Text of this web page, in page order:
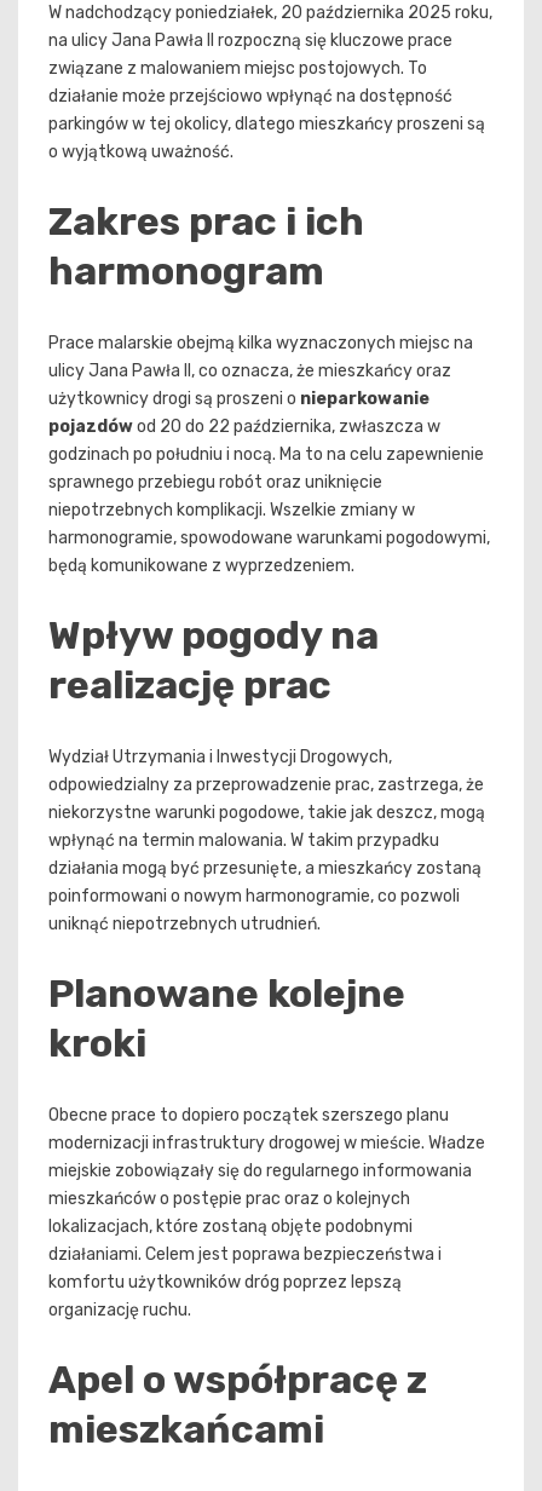
W nadchodzący poniedziałek, 20 października 2025 roku,
na ulicy Jana Pawła II rozpoczną się kluczowe prace
związane z malowaniem miejsc postojowych. To
działanie może przejściowo wpłynąć na dostępność
parkingów w tej okolicy, dlatego mieszkańcy proszeni są
o wyjątkową uważność.
Zakres prac i ich
harmonogram
Prace malarskie obejmą kilka wyznaczonych miejsc na
ulicy Jana Pawła II, co oznacza, że mieszkańcy oraz
użytkownicy drogi są proszeni o nieparkowanie
pojazdówod 20 do 22 października, zwłaszcza w
godzinach po południu i nocą. Ma to na celu zapewnienie
sprawnego przebiegu robót oraz uniknięcie
niepotrzebnych komplikacji. Wszelkie zmiany w
harmonogramie, spowodowane warunkami pogodowymi,
będą komunikowane z wyprzedzeniem.
Wpływ pogody na
realizację prac
Wydział Utrzymania i Inwestycji Drogowych,
odpowiedzialny za przeprowadzenie prac, zastrzega, że
niekorzystne warunki pogodowe, takie jak deszcz, mogą
wpłynąć na termin malowania. W takim przypadku
działania mogą być przesunięte, a mieszkańcy zostaną
poinformowani o nowym harmonogramie, co pozwoli
uniknąć niepotrzebnych utrudnień.
Planowane kolejne
kroki
Obecne prace to dopiero początek szerszego planu
modernizacji infrastruktury drogowej w mieście. Władze
miejskie zobowiązały się do regularnego informowania
mieszkańców o postępie prac oraz o kolejnych
lokalizacjach, które zostaną objęte podobnymi
działaniami. Celem jest poprawa bezpieczeństwa i
komfortu użytkowników dróg poprzez lepszą
organizację ruchu.
Apel o współpracę z
mieszkańcami